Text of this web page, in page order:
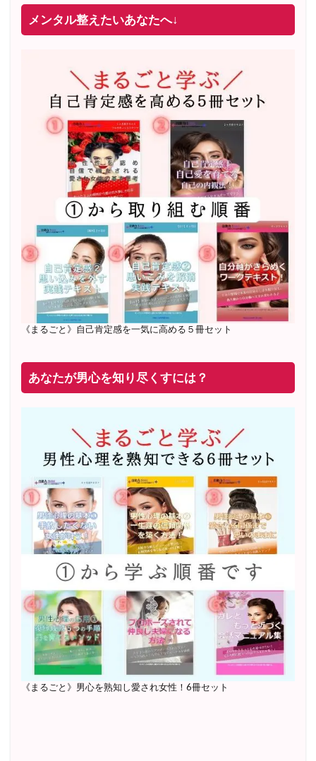
2022年2月〜6月 男性心理グループレッスン 20名様
20年8月〜25年3月 少人数制６ヶ月フルサポート 累計
71名 随時満席
2019年6月 恋愛コーチとして活動を開始
メンタル整えたいあなたへ↓
《まるごと》自己肯定感を一気に高める５冊セット
あなたが男心を知り尽くすには？
《まるごと》男心を熟知し愛され女性！6冊セット